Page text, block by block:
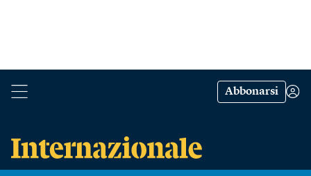
Abbonarsi